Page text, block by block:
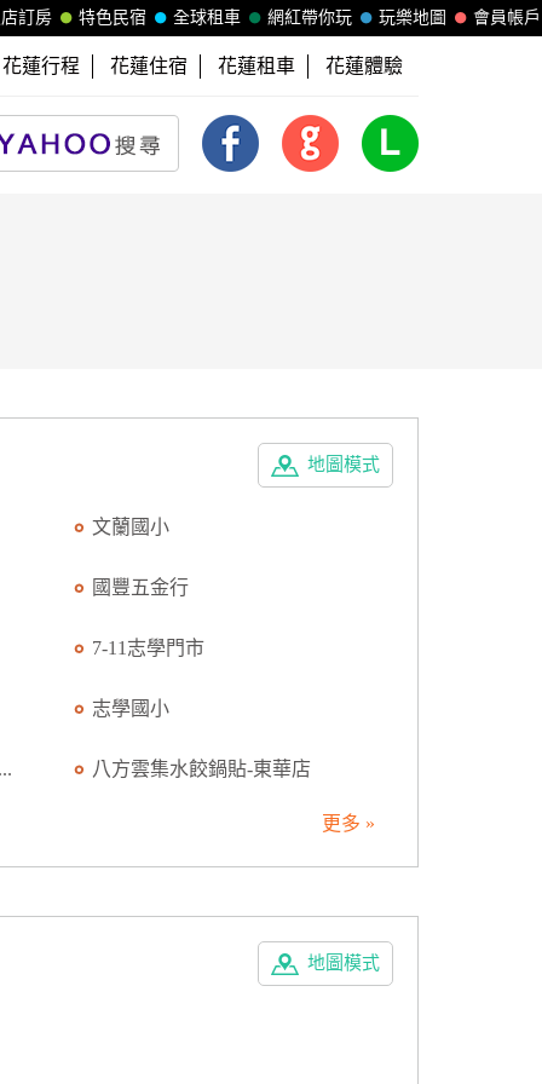
會員帳戶
玩樂地圖
網紅帶你玩
全球租車
特色民宿
訂房
花蓮行程 花蓮住宿 花蓮租車 花蓮體驗
地圖模式
文蘭國小
國豐五金行
7-11志學門市
志學國小
八方雲集水餃鍋貼-東華店
更多 »
地圖模式